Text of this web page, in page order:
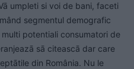
umpleti si voi de bani, faceti
segmentul demografic
potentiali consumatori de
sā citeascā dar care
din România. Nu le